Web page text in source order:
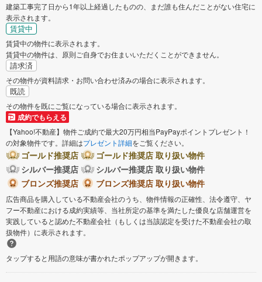
建築工事完了日から1年以上経過したものの、まだ誰も住んだことがない住宅に
表示されます。
賃貸中
賃貸中の物件に表示されます。
賃貸中の物件は、原則ご自身でお住まいいただくことができません。
請求済
その物件が資料請求・お問い合わせ済みの場合に表示されます。
既読
その物件を既にご覧になっている場合に表示されます。
成約でもらえる
【Yahoo!不動産】物件ご成約で最大20万円相当PayPayポイントプレゼント！
の対象物件です。詳細はプレゼント詳細をご覧ください。
ゴールド推奨店
ゴールド推奨店 取り扱い物件
シルバー推奨店
シルバー推奨店 取り扱い物件
ブロンズ推奨店
ブロンズ推奨店 取り扱い物件
広告商品を購入している不動産会社のうち、物件情報の正確性、法令遵守、ヤ
フー不動産における成約実績等、当社所定の基準を満たした優良な店舗運営を
実践していると認めた不動産会社（もしくは当該認定を受けた不動産会社の取
扱物件）に表示されます。
タップすると用語の意味が書かれたポップアップが開きます。